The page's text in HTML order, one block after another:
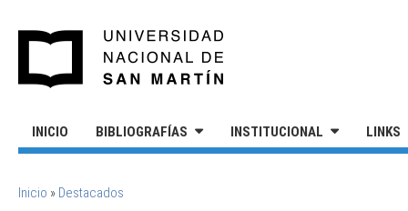
INICIO BIBLIOGRAFÍAS INSTITUCIONAL LINKS
SE ENCUENTRA USTED AQUÍ
Inicio » Destacados